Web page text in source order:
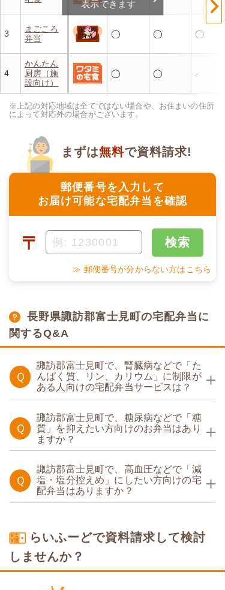
3
まごころ
弁当
◯ ◯ ◯
4
かんたん
厨房（施
設向け）
◯ ◯ -
表示できます
※上記の対応地域は全てではない場合や、お住まいの住所
によって対応外の場合がございます。
郵便番号を入力して
お届け可能な宅配弁当を確認
まずは無料で資料請求!
〒 検索
≫ 郵便番号が分からない方はこちら
長野県諏訪郡富士見町の宅配弁当に
関するQ&A
Ｑ
諏訪郡富士見町で、腎臓病などで「た
んぱく質、リン、カリウム」に制限が
ある人向けの宅配弁当サービスは？
Ｑ
諏訪郡富士見町で、糖尿病などで「糖
質」を抑えたい方向けのお弁当はあり
ますか？
Ｑ
諏訪郡富士見町で、高血圧などで「減
塩・塩分控えめ」にしたい方向けの宅
配弁当はありますか？
らいふーどで資料請求して検討
しませんか？